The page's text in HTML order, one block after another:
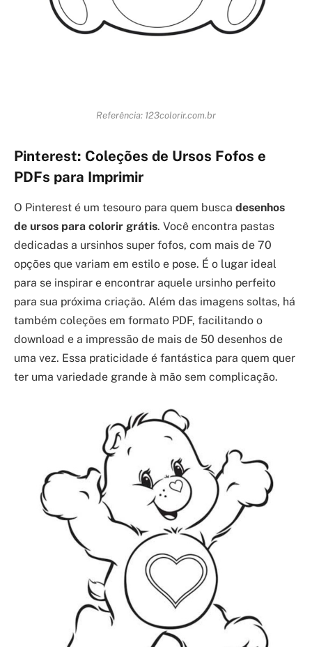
Referência: 123colorir.com.br
Pinterest: Coleções de Ursos Fofos e
PDFs para Imprimir
O Pinterest é um tesouro para quem busca desenhos
de ursos para colorir grátis. Você encontra pastas
dedicadas a ursinhos super fofos, com mais de 70
opções que variam em estilo e pose. É o lugar ideal
para se inspirar e encontrar aquele ursinho perfeito
para sua próxima criação. Além das imagens soltas, há
também coleções em formato PDF, facilitando o
download e a impressão de mais de 50 desenhos de
uma vez. Essa praticidade é fantástica para quem quer
ter uma variedade grande à mão sem complicação.